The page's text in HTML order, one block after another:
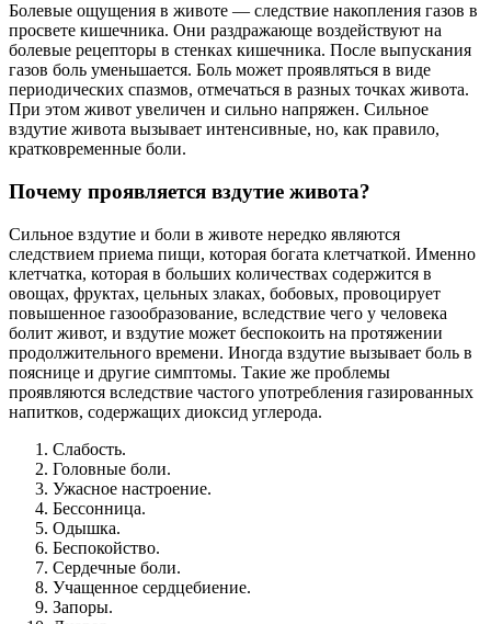
Болевые ощущения в животе — следствие накопления газов в
просвете кишечника. Они раздражающе воздействуют на
болевые рецепторы в стенках кишечника. После выпускания
газов боль уменьшается. Боль может проявляться в виде
периодических спазмов, отмечаться в разных точках живота.
При этом живот увеличен и сильно напряжен. Сильное
вздутие живота вызывает интенсивные, но, как правило,
кратковременные боли.
Почему проявляется вздутие живота?
Сильное вздутие и боли в животе нередко являются
следствием приема пищи, которая богата клетчаткой. Именно
клетчатка, которая в больших количествах содержится в
овощах, фруктах, цельных злаках, бобовых, провоцирует
повышенное газообразование, вследствие чего у человека
болит живот, и вздутие может беспокоить на протяжении
продолжительного времени. Иногда вздутие вызывает боль в
пояснице и другие симптомы. Такие же проблемы
проявляются вследствие частого употребления газированных
напитков, содержащих диоксид углерода.
Слабость.
Головные боли.
Ужасное настроение.
Бессонница.
Одышка.
Беспокойство.
Сердечные боли.
Учащенное сердцебиение.
Запоры.